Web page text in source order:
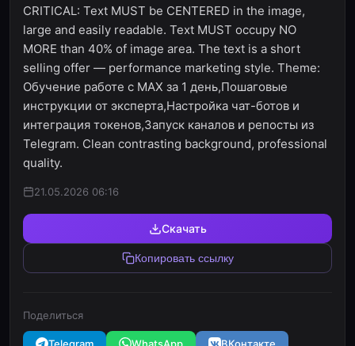
CRITICAL: Text MUST be CENTERED in the image,
large and easily readable. Text MUST occupy NO
MORE than 40% of image area. The text is a short
selling offer — performance marketing style. Theme:
Обучение работе с МАХ за 1 день,Пошаговые
инструкции от эксперта,Настройка чат-ботов и
интеграция токенов,Запуск каналов и репосты из
Telegram. Clean contrasting background, professional
quality.
21.05.2026 06:16
Скачать
Копировать ссылку
Поделиться